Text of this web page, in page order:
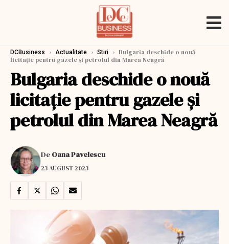
DCBusiness › Actualitate › Stiri › Bulgaria deschide o nouă
licitație pentru gazele și petrolul din Marea Neagră
Bulgaria deschide o nouă
licitație pentru gazele și
petrolul din Marea Neagră
De Oana Pavelescu
23 AUGUST 2023